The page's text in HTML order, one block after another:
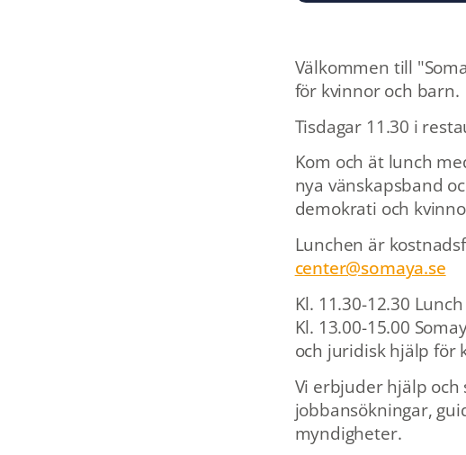
Välkommen till
för kvinnor och barn.
Tisdagar 11.30 i
Kom och ät lunch
nya vänskapsband
demokrati och
Lunchen är
center@somaya.se
Kl. 11.30-12.30
Kl. 13.00-15.00
och juridisk hjälp för
Vi erbjuder hjälp
jobbansökningar,
myndigheter.